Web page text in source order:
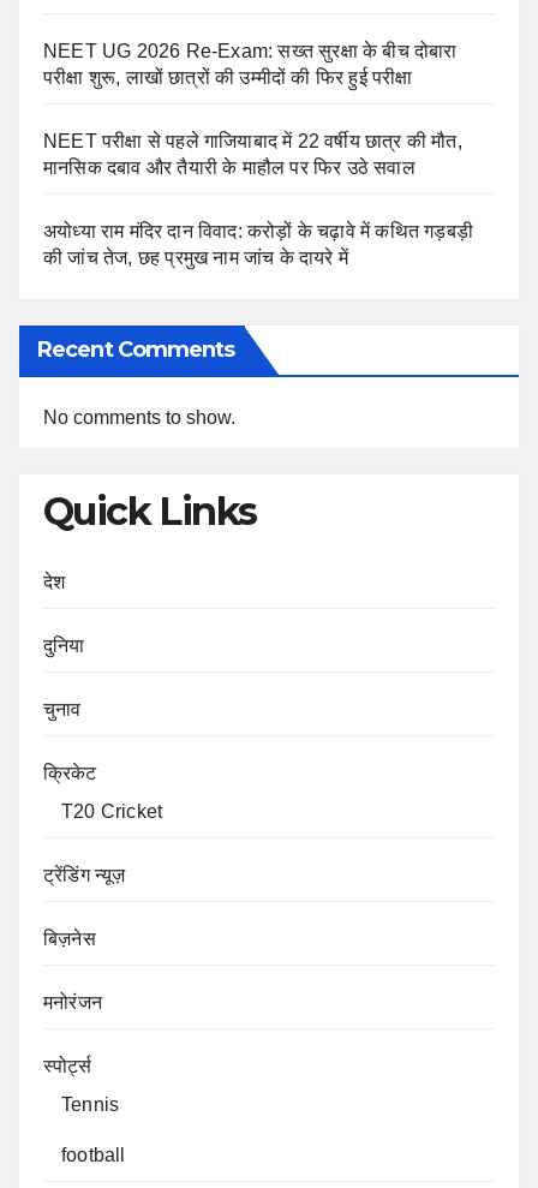
NEET UG 2026 Re-Exam: सख्त सुरक्षा के बीच दोबारा
परीक्षा शुरू, लाखों छात्रों की उम्मीदों की फिर हुई परीक्षा
NEET परीक्षा से पहले गाजियाबाद में 22 वर्षीय छात्र की मौत,
मानसिक दबाव और तैयारी के माहौल पर फिर उठे सवाल
अयोध्या राम मंदिर दान विवाद: करोड़ों के चढ़ावे में कथित गड़बड़ी
की जांच तेज, छह प्रमुख नाम जांच के दायरे में
Recent Comments
No comments to show.
Quick Links
देश
दुनिया
चुनाव
क्रिकेट
T20 Cricket
ट्रेंडिंग न्यूज़
बिज़नेस
मनोरंजन
स्पोर्ट्स
Tennis
football